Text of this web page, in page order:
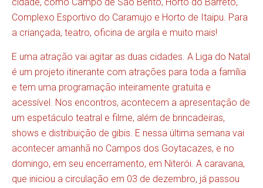
Complexo Esportivo do Caramujo e Horto de Itaipu. Para
a criançada, teatro, oficina de argila e muito mais!
E uma atração vai agitar as duas cidades. A Liga do Natal
é um projeto itinerante com atrações para toda a família
e tem uma programação inteiramente gratuita e
acessível. Nos encontros, acontecem a apresentação de
um espetáculo teatral e filme, além de brincadeiras,
shows e distribuição de gibis. E nessa última semana vai
acontecer amanhã no Campos dos Goytacazes, e no
domingo, em seu encerramento, em Niterói. A caravana,
que iniciou a circulação em 03 de dezembro, já passou